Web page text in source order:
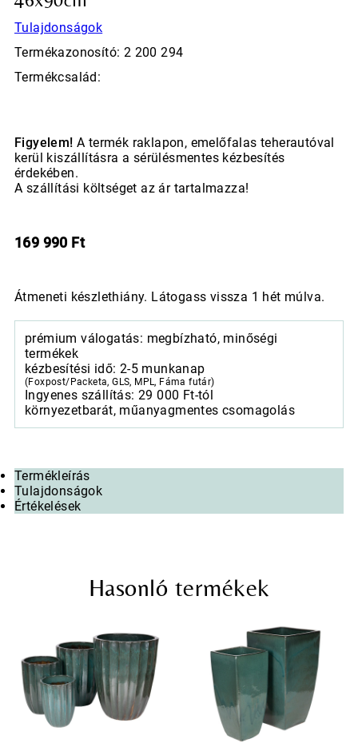
Tulajdonságok
Termékazonosító: 2 200 294
Termékcsalád:
Figyelem! A termék raklapon, emelőfalas teherautóval
kerül kiszállításra a sérülésmentes kézbesítés
érdekében.
A szállítási költséget az ár tartalmazza!
169 990 Ft
Átmeneti készlethiány. Látogass vissza 1 hét múlva.
prémium válogatás: megbízható, minőségi
termékek
kézbesítési idő: 2-5 munkanap
(Foxpost/Packeta, GLS, MPL, Fáma futár)
Ingyenes szállítás: 29 000 Ft-tól
környezetbarát, műanyagmentes csomagolás
Termékleírás
Tulajdonságok
Értékelések
Hasonló termékek